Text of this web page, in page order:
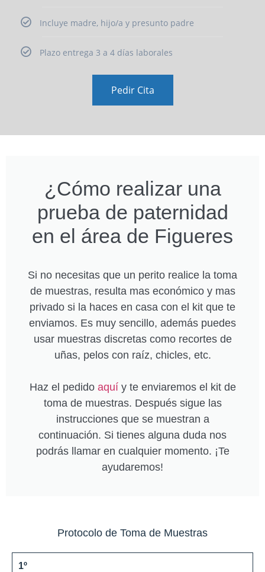
Incluye madre, hijo/a y presunto padre
Plazo entrega 3 a 4 días laborales
Pedir Cita
¿Cómo realizar una
prueba de paternidad
en el área de Figueres
Si no necesitas que un perito realice la toma
de muestras, resulta mas económico y mas
privado si la haces en casa con el kit que te
enviamos. Es muy sencillo, además puedes
usar muestras discretas como recortes de
uñas, pelos con raíz, chicles, etc.
Haz el pedido aquíy te enviaremos el kit de
toma de muestras. Después sigue las
instrucciones que se muestran a
continuación. Si tienes alguna duda nos
podrás llamar en cualquier momento. ¡Te
ayudaremos!
Protocolo de Toma de Muestras
1º